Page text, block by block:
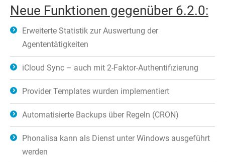
Neue Funktionen gegenüber 6.2.0:
Erweiterte Statistik zur Auswertung der
Agententätigkeiten
iCloud Sync – auch mit 2-Faktor-Authentifizierung
Provider Templates wurden implementiert
Automatisierte Backups über Regeln (CRON)
Phonalisa kann als Dienst unter Windows ausgeführt
werden